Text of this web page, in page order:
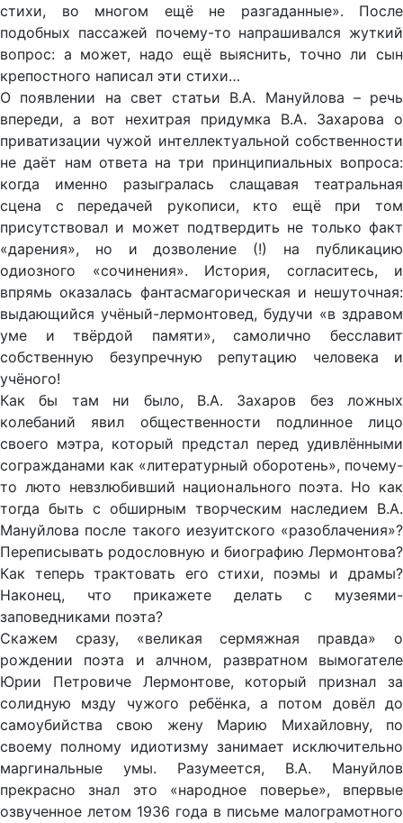
стихи, во многом ещё не разгаданные». После
подобных пассажей почему-то напрашивался жуткий
вопрос: а может, надо ещё выяснить, точно ли сын
крепостного написал эти стихи…
О появлении на свет статьи В.А. Мануйлова – речь
впереди, а вот нехитрая придумка В.А. Захарова о
приватизации чужой интеллектуальной собственности
не даёт нам ответа на три принципиальных вопроса:
когда именно разыгралась слащавая театральная
сцена с передачей рукописи, кто ещё при том
присутствовал и может подтвердить не только факт
«дарения», но и дозволение (!) на публикацию
одиозного «сочинения». История, согласитесь, и
впрямь оказалась фантасмагорическая и нешуточная:
выдающийся учёный-лермонтовед, будучи «в здравом
уме и твёрдой памяти», самолично бесславит
собственную безупречную репутацию человека и
учёного!
Как бы там ни было, В.А. Захаров без ложных
колебаний явил общественности подлинное лицо
своего мэтра, который предстал перед удивлёнными
согражданами как «литературный оборотень», почему-
то люто невзлюбивший национального поэта. Но как
тогда быть с обширным творческим наследием В.A.
Мануйлова после такого иезуитского «разоблачения»?
Переписывать родословную и биографию Лермонтова?
Как теперь трактовать его стихи, поэмы и драмы?
Наконец, что прикажете делать с музеями-
заповедниками поэта?
Скажем сразу, «великая сермяжная правда» о
рождении поэта и алчном, развратном вымогателе
Юрии Петровиче Лермонтове, который признал за
солидную мзду чужого ребёнка, а потом довёл до
самоубийства свою жену Марию Михайловну, по
своему полному идиотизму занимает исключительно
маргинальные умы. Разумеется, В.А. Мануйлов
прекрасно знал это «народное поверье», впервые
озвученное летом 1936 года в письме малограмотного